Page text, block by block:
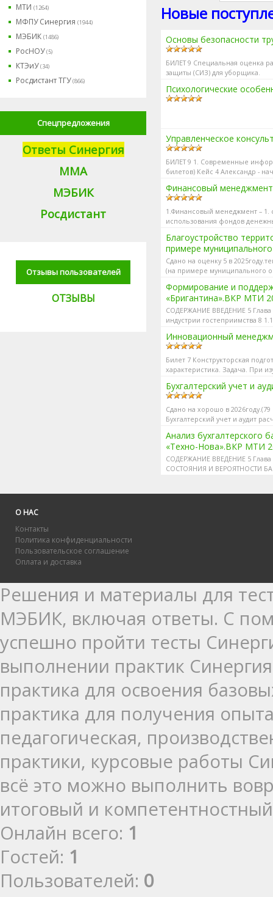
МТИ (1264)
МФПУ Синергия (1944)
МЭБИК (1486)
РосНОУ(5)
КТЭиУ(34)
Росдистант ТГУ(866)
Спецпредложения
Ответы Синергия
ММА
МЭБИК
Росдистант
Отзывы пользователей
ОТЗЫВЫ
Новые
Основы безопасности
БИЛЕТ 9 Специальная оценка
защиты (СИЗ) для уборщика.
Психологические
Управленческое
БИЛЕТ 9 1. Современные
билетов) Кейс 4 Александр -
Финансовый
1.Финансовый менеджмент –
использования фондов
Благоустройство
примере
МЭБИК 2025г.
Сдано на оценку 5 в
(на примере муниципального
Формирование и
«Бригантина».ВКР МТИ
СОДЕРЖАНИЕ ВВЕДЕНИЕ 5
индустрии гостеприимства 8
Инновационный
Билет 7 Конструкторская
характеристика. Задача. При
Бухгалтерский учет и
Сдано на хорошо в
Бухгалтерский учет и аудит
Анализ бухгалтерского
«Техно-Нова».ВКР МТИ
СОДЕРЖАНИЕ ВВЕДЕНИЕ 5
СОСТОЯНИЯ И ВЕРОЯТНОСТИ
О НАС
Контакты
Политика конфиденциальности
Пользовательское соглашение
Оплата и доставка
Решения и материалы для
МЭБИК, включая ответы. С
успешно пройти тесты
выполнении практик
практика для освоения
практика для получения
педагогическая,
практики, курсовые работы
всё это можно выполнить
итоговый и
Онлайн всего: 1
Гостей: 1
Пользователей: 0